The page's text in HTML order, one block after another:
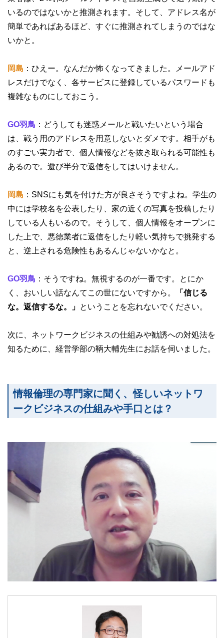
いるのではないかと推測されます。そして、アドレス名が
簡単であればあるほど、すぐに推測されてしまうのではな
いかと。
岡島 ：ひえー。なんだか怖くなってきました。メールアド
レスだけでなく、各サービスに登録しているパスワードも
複雑なものにしておこう。
GO羽鳥 ：どうしても迷惑メールと戦いたいという場合
は、戦う用のアドレスを用意しないとダメです。相手がも
のすごい実力者で、個人情報などを抜き取られる可能性も
あるので。遊び半分で返信をしてはいけません。
岡島 ：SNSにも気を付けた方が良さそうですよね。学生の
中には学校名を公表したり、家の近くの写真を投稿したり
している人もいるので。そうして、個人情報をオープンに
した上で、悪徳業者に返信をしたり軽い気持ちで挑発する
と、逆上される危険性もあるんじゃないかなと。
GO羽鳥 ：そうですね。無視するのが一番です。とにか
く、おいしい話なんてこの世にないですから。
「信じる
な。返信するな。」 ということを忘れないでください。
次に、ネットワークビジネスの仕組みや勧誘への対処法を
知るために、経営学部の鞆大輔先生にお話を伺いました。
情報倫理の専門家に聞く、怪しいネットワ
ークビジネスの仕組みや手口とは？